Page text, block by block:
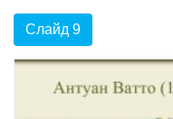
Слайд 9